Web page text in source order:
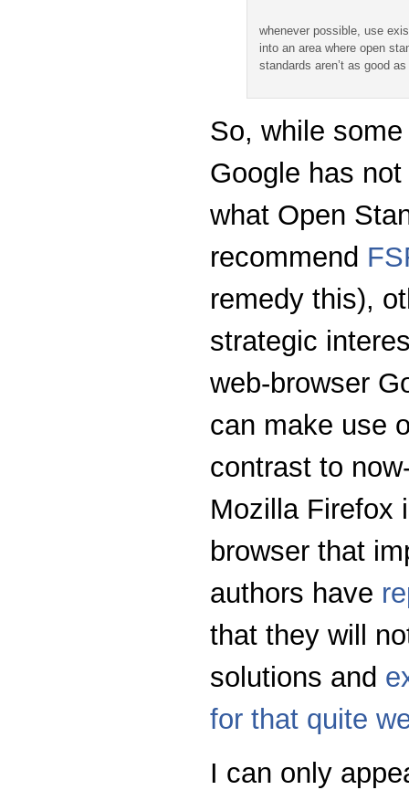
whenever possible, use
into an area where open
standards aren’t as good
So, while
Google has
what Open
recommend
remedy this),
strategic
web-browser
can make use
contrast to
Mozilla Firefox
browser that
authors have
that they will
solutions and
for that quite
I can only